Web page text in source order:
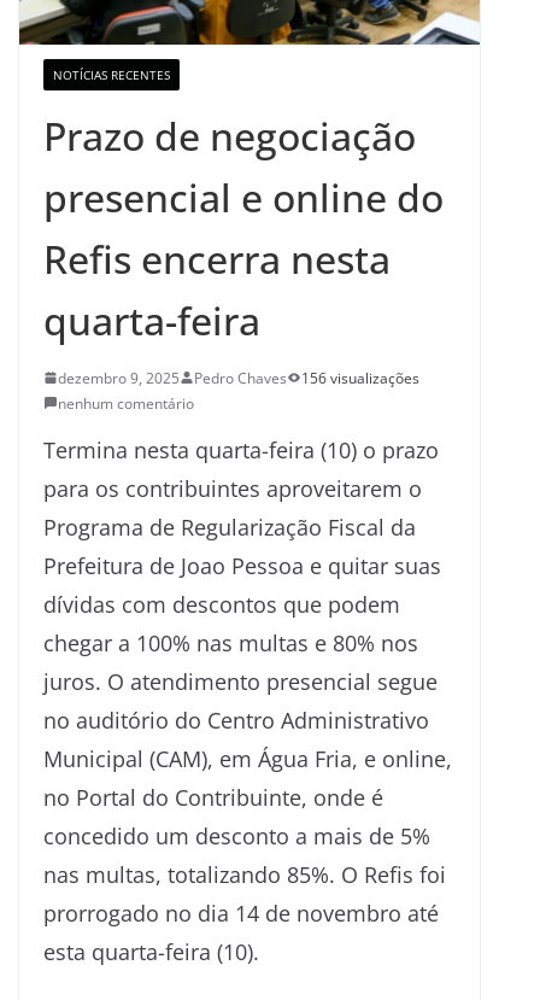
NOTÍCIAS RECENTES
Prazo de negociação
presencial e online do
Refis encerra nesta
quarta-feira
dezembro 9, 2025 Pedro Chaves
156 visualizações
nenhum comentário
Termina nesta quarta-feira (10) o prazo
para os contribuintes aproveitarem o
Programa de Regularização Fiscal da
Prefeitura de Joao Pessoa e quitar suas
dívidas com descontos que podem
chegar a 100% nas multas e 80% nos
juros. O atendimento presencial segue
no auditório do Centro Administrativo
Municipal (CAM), em Água Fria, e online,
no Portal do Contribuinte, onde é
concedido um desconto a mais de 5%
nas multas, totalizando 85%. O Refis foi
prorrogado no dia 14 de novembro até
esta quarta-feira (10).